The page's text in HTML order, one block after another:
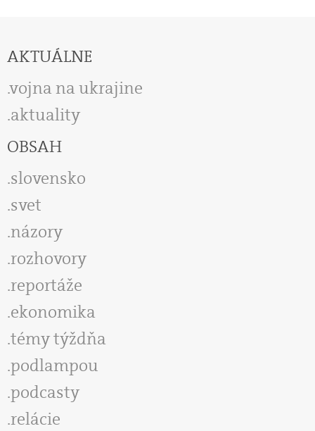
AKTUÁLNE
vojna na ukrajine
aktuality
OBSAH
slovensko
svet
názory
rozhovory
reportáže
ekonomika
témy týždňa
podlampou
podcasty
relácie